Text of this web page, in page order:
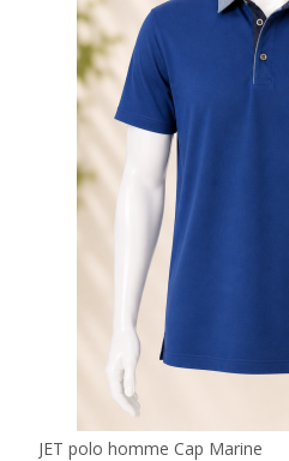
JET polo homme Cap Marine